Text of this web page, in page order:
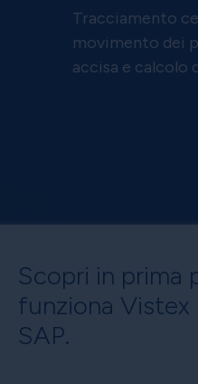
Tracciamento
movimento dei
accisa e calcolo
Scopri in prima
funziona
SAP.